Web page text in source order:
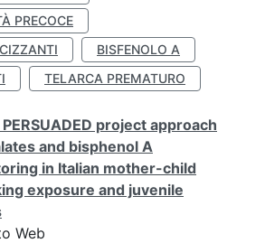
PRECOCE
BISFENOLO A
TELARCA PREMATURO
PERSUADED project approach
and bisphenol A
in Italian mother-child
exposure and juvenile
Web